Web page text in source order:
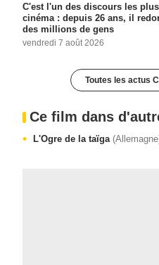
C'est l'un des discours les
cinéma : depuis 26 ans, il
des millions de gens
vendredi 7 août 2026
Toutes les actus
Ce film dans
L'Ogre de la taïga